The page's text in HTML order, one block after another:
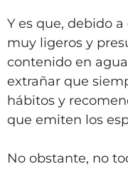
Y es que, debido
muy ligeros y
contenido en
extrañar que
hábitos y
que emiten los
No obstante, no